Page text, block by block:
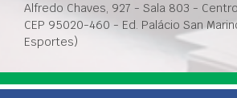
Alfredo Chaves, 927 - Sala 803 -
CEP 95020-460 - Ed. Palácio San
Esportes)